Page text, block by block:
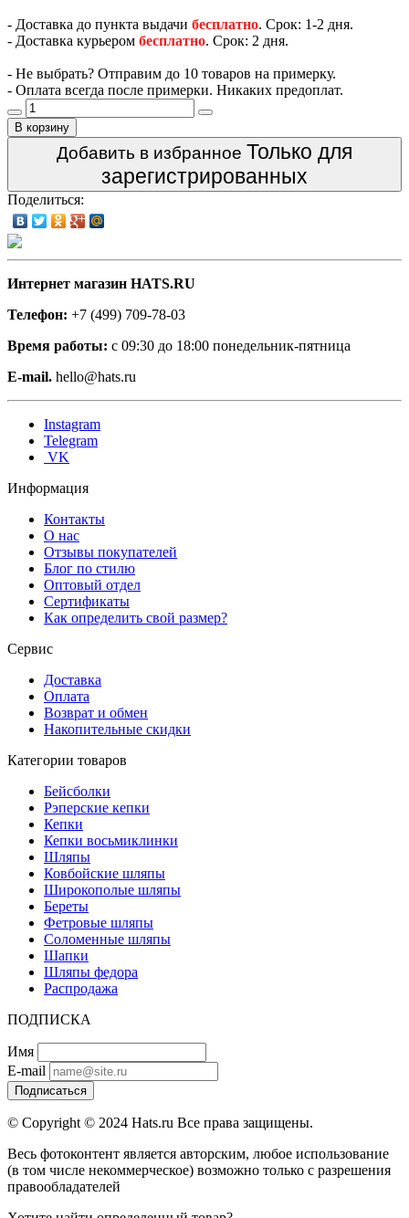
- Доставка до пункта выдачи бесплатно. Срок: 1-2 дня.
- Доставка курьером бесплатно. Срок: 2 дня.
- Не выбрать? Отправим до 10 товаров на примерку.
- Оплата всегда после примерки. Никаких предоплат.
В корзину
Добавить в избранное Только для
зарегистрированных
Поделиться:
Интернет магазин HATS.RU
Телефон: +7 (499) 709-78-03
Время работы: с 09:30 до 18:00 понедельник-пятница
E-mail. hello@hats.ru
Instagram
Telegram
VK
Информация
Контакты
О нас
Отзывы покупателей
Блог по стилю
Оптовый отдел
Сертификаты
Как определить свой размер?
Сервис
Доставка
Оплата
Возврат и обмен
Накопительные скидки
Категории товаров
Бейсболки
Рэперские кепки
Кепки
Кепки восьмиклинки
Шляпы
Ковбойские шляпы
Широкополые шляпы
Береты
Фетровые шляпы
Соломенные шляпы
Шапки
Шляпы федора
Распродажа
ПОДПИСКА
Имя
E-mail
Подписаться
© Copyright © 2024 Hats.ru Все права защищены.
Весь фотоконтент является авторским, любое использование
(в том числе некоммерческое) возможно только с разрешения
правообладателей